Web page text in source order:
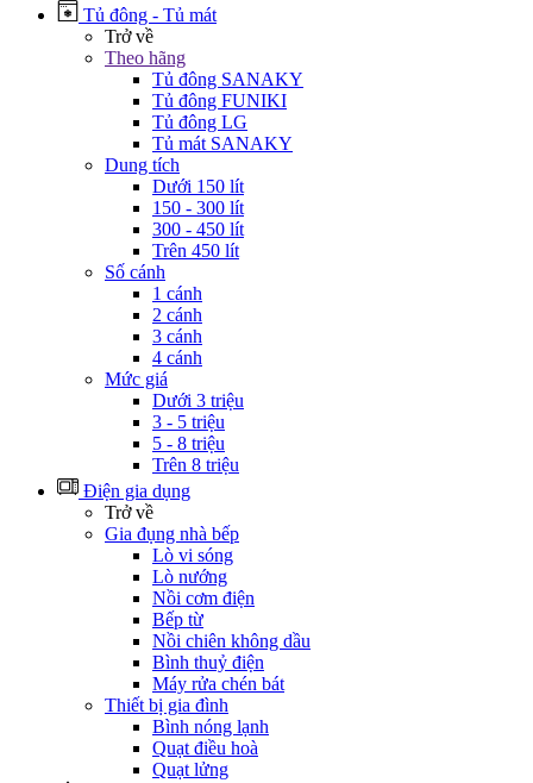
Tủ đông - Tủ mát
Trở về
Theo hãng
Tủ đông SANAKY
Tủ đông FUNIKI
Tủ đông LG
Tủ mát SANAKY
Dung tích
Dưới 150 lít
150 - 300 lít
300 - 450 lít
Trên 450 lít
Số cánh
1 cánh
2 cánh
3 cánh
4 cánh
Mức giá
Dưới 3 triệu
3 - 5 triệu
5 - 8 triệu
Trên 8 triệu
Điện gia dụng
Trở về
Gia đụng nhà bếp
Lò vi sóng
Lò nướng
Nồi cơm điện
Bếp từ
Nồi chiên không dầu
Bình thuỷ điện
Máy rửa chén bát
Thiết bị gia đình
Bình nóng lạnh
Quạt điều hoà
Quạt lửng